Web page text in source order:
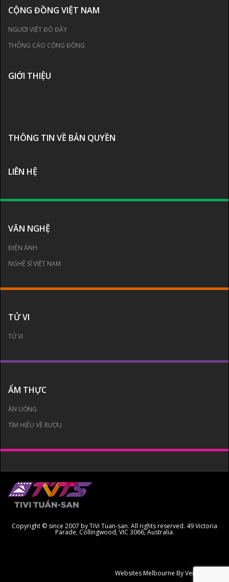
CỘNG ĐỒNG VIỆT NAM
NGƯỜI VIỆT ĐÓ ĐÂY
THÔNG CÁO CỘNG ĐỒNG
GIỚI THIỆU
THÔNG TIN VỀ BẢN QUYỀN
LIÊN HỆ
VĂN NGHỆ
ĐIỆN ẢNH
NGHỆ SĨ VIỆT NAM
TỬ VI
TỬ VI
ẨM THỰC
ĂN UỐNG
TÌM HIỂU VỀ RƯỢU
Copyright © since 2007 by TiVi Tuan-san. All rights reserved. 49 Victoria
Parade, Collingwood, VIC 3066, Australia.
Websites Melbourne By Ven Creative